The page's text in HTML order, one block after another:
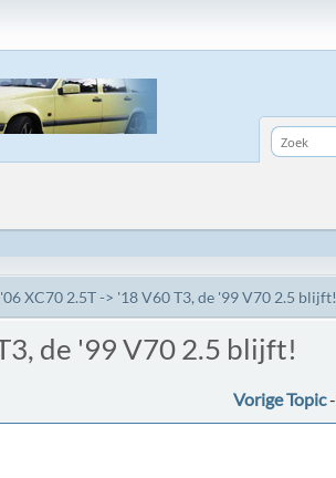
XC70 2.5T -> '18 V60 T3, de '99 V70 2.5 blijft!
de '99 V70 2.5 blijft!
Vorige Topic-